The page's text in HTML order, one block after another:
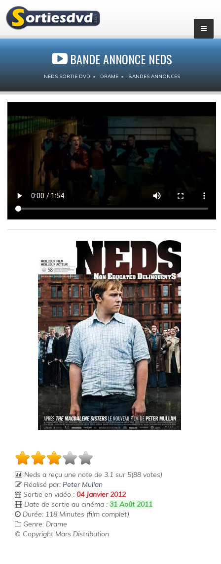
BANDE ANNONCE NEDS
NEDS SORTIE DVD DRAME BANDES ANNONCES
Neds a reçu une note de 3.1 sur 5(88 votes)
Réalisé par: Peter Mullan
Sortie en vidéo : 04 Janvier 2012
Date de sortie au cinéma : 31 Août 2011
Durée: 118 Minutes (film complet)
Genre: Drame
© Copyright Mars Distribution